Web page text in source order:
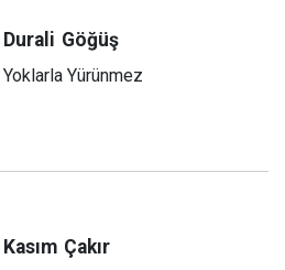
Durali Göğüş
Yoklarla Yürünmez
Kasım Çakır